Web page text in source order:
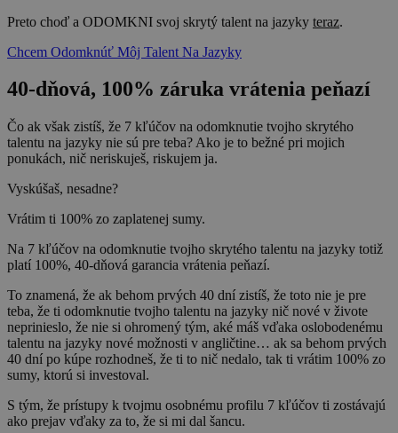
Preto choď a ODOMKNI svoj skrytý talent na jazyky teraz.
Chcem Odomknúť Môj Talent Na Jazyky
40-dňová, 100% záruka vrátenia peňazí
Čo ak však zistíš, že 7 kľúčov na odomknutie tvojho skrytého
talentu na jazyky nie sú pre teba? Ako je to bežné pri mojich
ponukách, nič neriskuješ, riskujem ja.
Vyskúšaš, nesadne?
Vrátim ti 100% zo zaplatenej sumy.
Na 7 kľúčov na odomknutie tvojho skrytého talentu na jazyky totiž
platí 100%, 40-dňová garancia vrátenia peňazí.
To znamená, že ak behom prvých 40 dní zistíš, že toto nie je pre
teba, že ti odomknutie tvojho talentu na jazyky nič nové v živote
neprinieslo, že nie si ohromený tým, aké máš vďaka oslobodenému
talentu na jazyky nové možnosti v angličtine… ak sa behom prvých
40 dní po kúpe rozhodneš, že ti to nič nedalo, tak ti vrátim 100% zo
sumy, ktorú si investoval.
S tým, že prístupy k tvojmu osobnému profilu 7 kľúčov ti zostávajú
ako prejav vďaky za to, že si mi dal šancu.